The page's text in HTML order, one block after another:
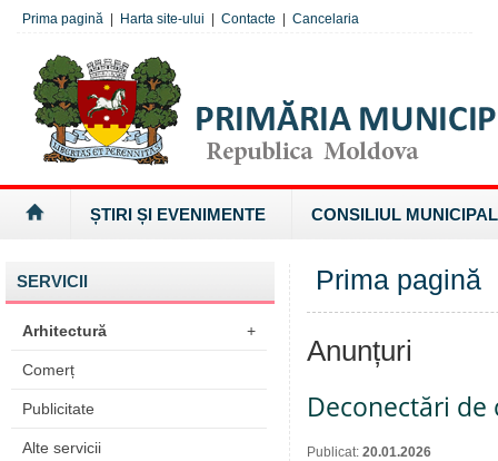
Prima pagină Harta site-ului Contacte Cancelaria
ȘTIRI ȘI EVENIMENTE CONSILIUL MUNICIPAL
SERVICII
Arhitectură +
Comerț
Publicitate
Alte servicii
Prima pagină
Anunțuri
Deconectări
Publicat: 20.01.2026